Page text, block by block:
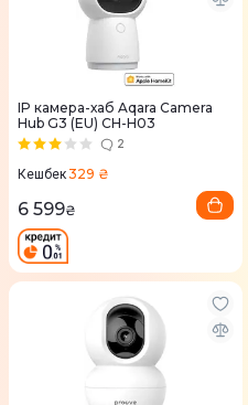
IP камера-хаб Aqara Camera
Hub G3 (EU) CH-H03
2
Кешбек329 ₴
6 599₴